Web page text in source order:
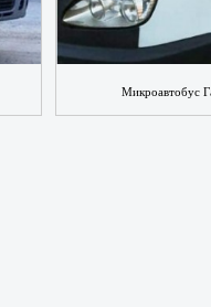
Микроавтобус